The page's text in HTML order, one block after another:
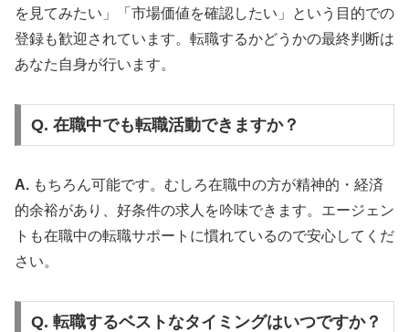
を見てみたい」「市場価値を確認したい」という目的での
登録も歓迎されています。転職するかどうかの最終判断は
あなた自身が行います。
Q. 在職中でも転職活動できますか？
A. もちろん可能です。むしろ在職中の方が精神的・経済
的余裕があり、好条件の求人を吟味できます。エージェン
トも在職中の転職サポートに慣れているので安心してくだ
さい。
Q. 転職するベストなタイミングはいつですか？